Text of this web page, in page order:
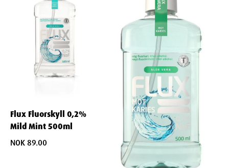
Varenummer: 815333
Ingredienser
Aqua, glycerin, xylitol, PEG-40 hydrogenated castor oil, zinc lactate,
sodium fluoride, chlorhexidine digluconate, acesulfame potassium,
Dimensjoner
Flux Fluorskyll 0,2%
Mild Mint 500ml
NOK 89.00